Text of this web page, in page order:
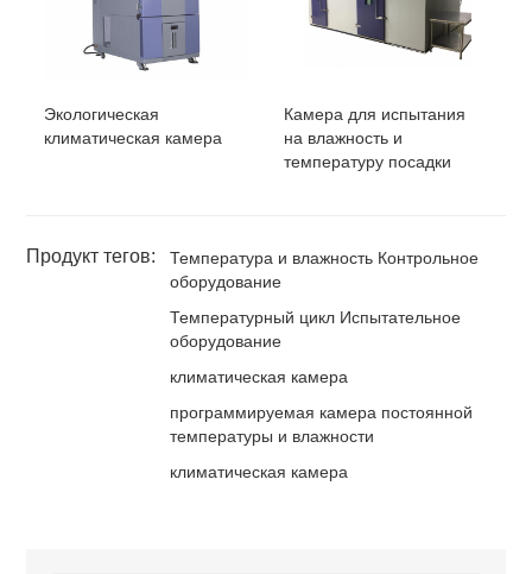
Экологическая
климатическая камера
Камера для испытания
на влажность и
температуру посадки
Продукт тегов:
Температура и влажность Контрольное
оборудование
Температурный цикл Испытательное
оборудование
климатическая камера
программируемая камера постоянной
температуры и влажности
климатическая камера